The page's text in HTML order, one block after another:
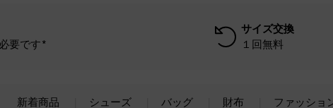
要です*
サイズ交換
１回無料
新着商品 シューズ バッグ 財布 ファッショ